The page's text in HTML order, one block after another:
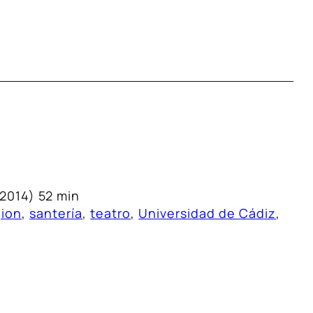
52 min
, santería, teatro, Universidad de Cádiz